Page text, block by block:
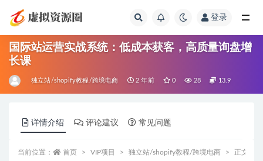
登录
国际站运营实战系统：低成本获客，高质量询盘增
长课
独立站/shopify教程/跨境电商 2 年前 0 28 13.9
详情介绍 评论建议 常见问题
当前位置： 首页 VIP项目 独立站/shopify教程/跨境电商 正文